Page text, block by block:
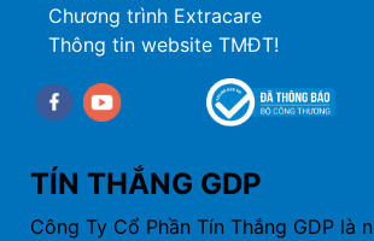
Chương trình Extracare
Thông tin website TMĐT!
Facebookyoutube
TÍN THẮNG GDP
Công Ty Cổ Phần Tín Thắng GDP là